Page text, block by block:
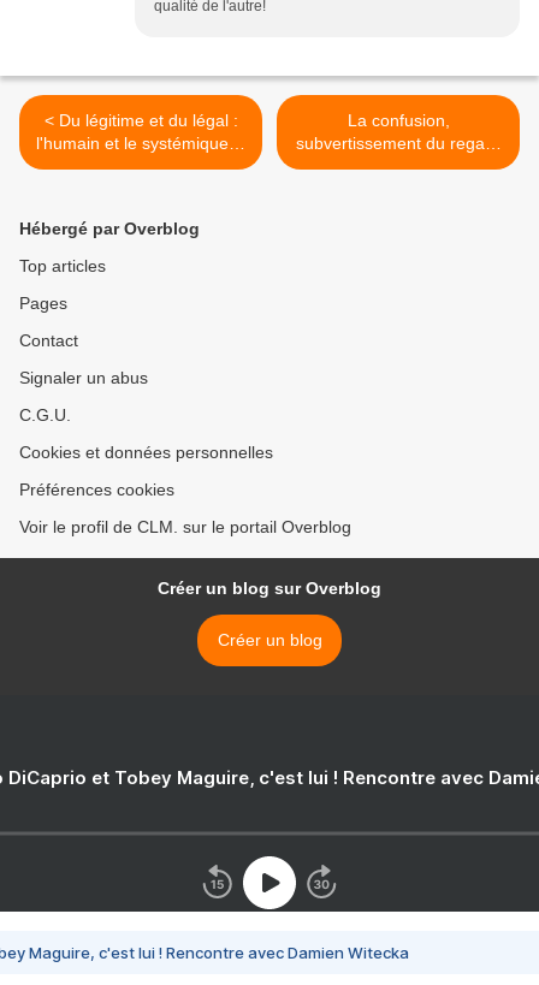
qualité de l'autre!
< Du légitime et du légal :
l'humain et le systémique…
La confusion,
subvertissement du regard
et déformation de la
Hébergé par Overblog
Top articles
Pages
Contact
Signaler un abus
C.G.U.
Cookies et données personnelles
Préférences cookies
Voir le profil de CLM. sur le portail Overblog
Créer un blog sur Overblog
Créer un blog
DiCaprio et Tobey Maguire, c'est lui ! Rencontre avec
Maguire, c'est lui ! Rencontre avec Damien Witecka